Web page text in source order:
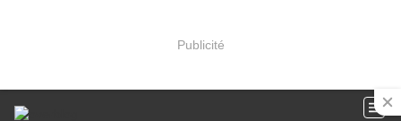
Publicité